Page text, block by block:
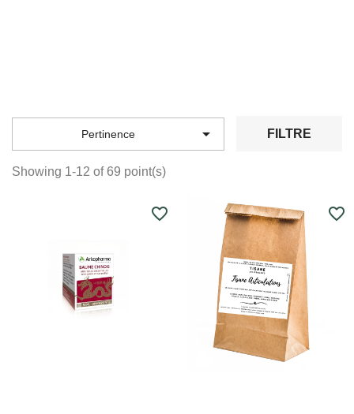
Pertinence  FILTRE
Showing 1-12 of 69 point(s)
favorite_border favorite_border